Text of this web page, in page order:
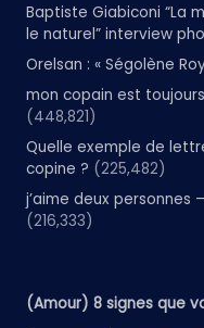
Baptiste Giabiconi “La
le naturel” interview
Orelsan : « Ségolène
mon copain est
(448,821)
Quelle exemple de
copine ? (225,482)
j’aime deux personnes
(216,333)
(Amour) 8 signes que